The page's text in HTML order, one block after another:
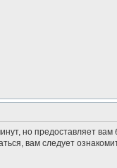
но предоставляет
вам следует